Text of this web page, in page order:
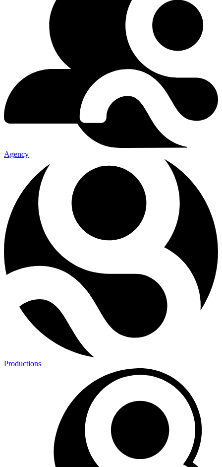
Agency
Productions